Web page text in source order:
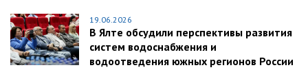
19.06.2026
В Ялте обсудили перспективы развития
систем водоснабжения и
водоотведения южных регионов России